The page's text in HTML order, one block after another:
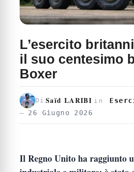
L’esercito
il suo centesimo
Boxer
26 Giugno 2026
Di Saïd LARIBI in
Il Regno Unito ha raggiunto